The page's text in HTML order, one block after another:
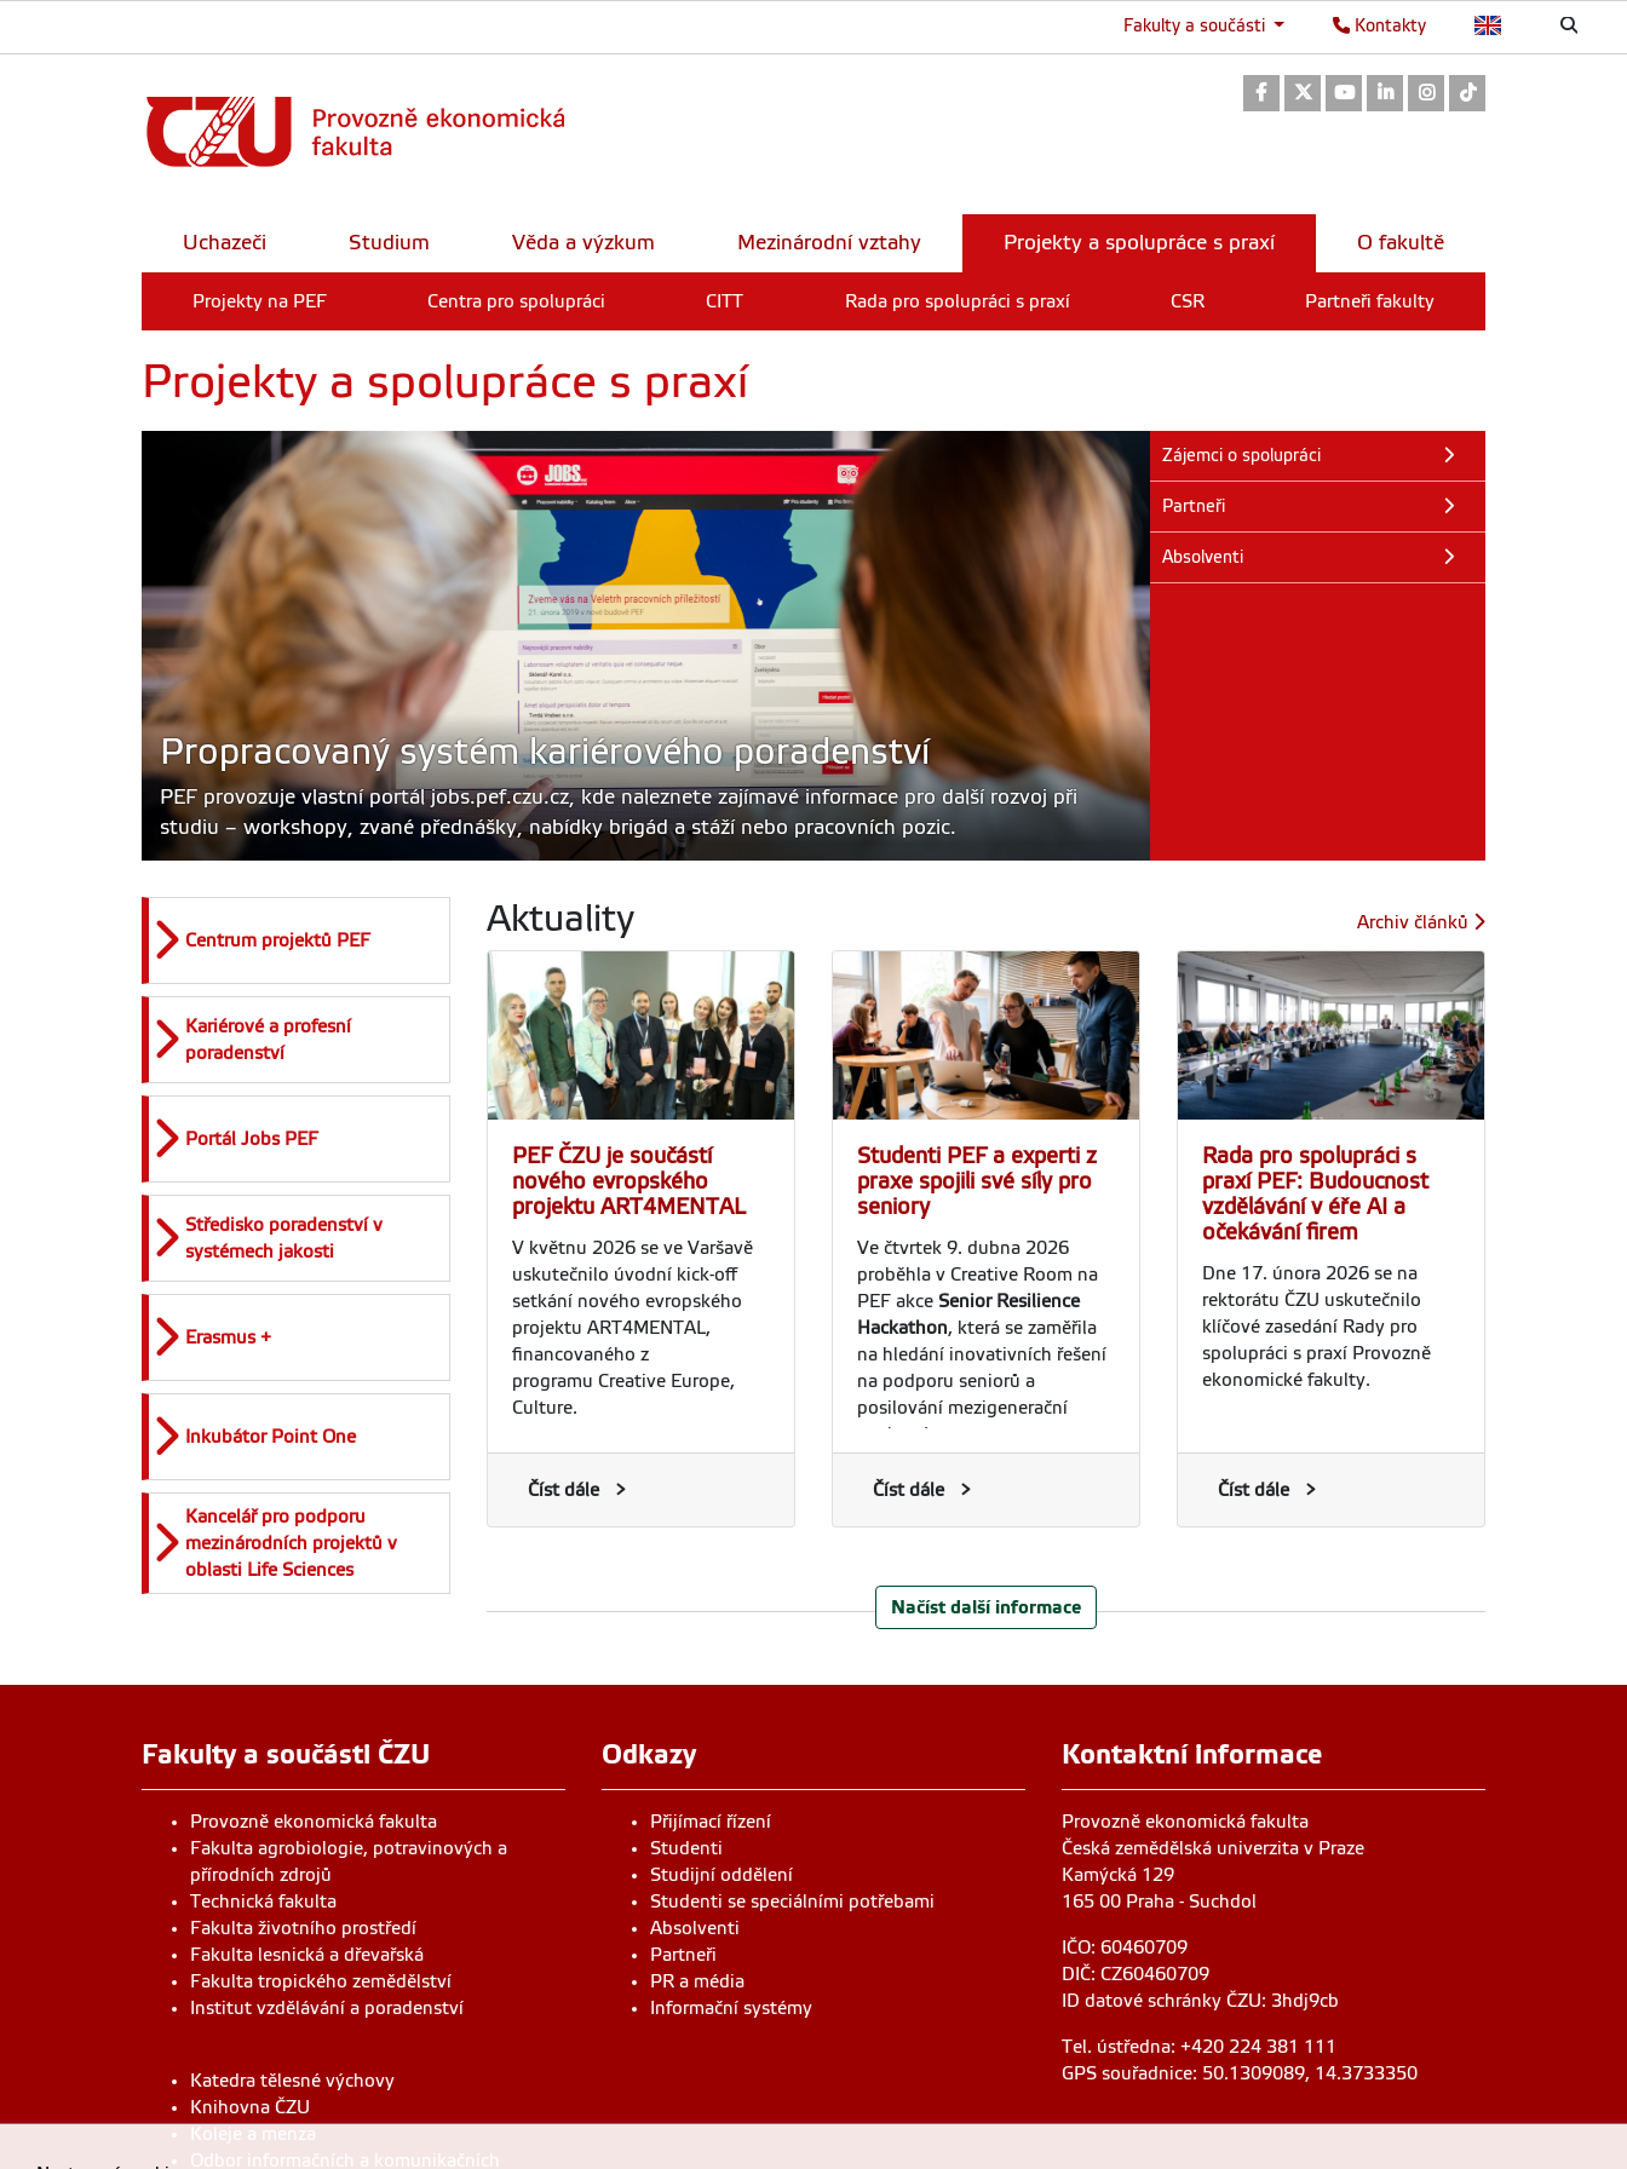
Kontakty
Fakulty a součásti
Odkaz na Facebook
Odkaz na Twitter
Odkaz na Youtube
Odkaz na LinkedIn
Odkaz na Instagram
Uchazeči Studium Věda a výzkum Mezinárodní vztahy Projekty a spolupráce s praxí
Projekty na PEF Centra pro spolupráci CITT Rada pro spolupráci s praxí CSR Partneři fakulty
O fakultě
Projekty a spolupráce s praxí
Propracovaný systém kariérového poradenství
PEF provozuje vlastní portál jobs.pef.czu.cz, kde naleznete zajímavé informace pro další rozvoj při
studiu – workshopy, zvané přednášky, nabídky brigád a stáží nebo pracovních pozic.
Zájemci o spolupráci
Partneři
Absolventi
Centrum projektů PEF
Kariérové a profesní
poradenství
Portál Jobs PEF
Středisko poradenství v
systémech jakosti
Erasmus +
Inkubátor Point One
Kancelář pro podporu
mezinárodních projektů v
oblasti Life Sciences
Aktuality Archiv článků
PEF ČZU je součástí
nového evropského
projektu ART4MENTAL
V květnu 2026 se ve Varšavě
uskutečnilo úvodní kick-off
setkání nového evropského
projektu ART4MENTAL,
financovaného z
programu Creative Europe,
Culture.
Číst dále
Studenti PEF a experti z
praxe spojili své síly pro
seniory
Ve čtvrtek 9. dubna 2026
proběhla v Creative Room na
PEF akce Senior Resilience
Hackathon, která se zaměřila
na hledání inovativních řešení
na podporu seniorů a
posilování mezigenerační
spolupráce.
Číst dále
Rada pro spolupráci s
praxí PEF: Budoucnost
vzdělávání v éře AI a
očekávání firem
Dne 17. února 2026 se na
rektorátu ČZU uskutečnilo
klíčové zasedání Rady pro
spolupráci s praxí Provozně
ekonomické fakulty.
Číst dále
Načíst další informace
Fakulty a součásti ČZU
Provozně ekonomická fakulta
Fakulta agrobiologie, potravinových a
přírodních zdrojů
Technická fakulta
Fakulta životního prostředí
Fakulta lesnická a dřevařská
Fakulta tropického zemědělství
Institut vzdělávání a poradenství
Katedra tělesné výchovy
Knihovna ČZU
Koleje a menza
Odbor informačních a komunikačních
Odkazy
Přijímací řízení
Studenti
Studijní oddělení
Studenti se speciálními potřebami
Absolventi
Partneři
PR a média
Informační systémy
Kontaktní informace
Provozně ekonomická fakulta
Česká zemědělská univerzita v Praze
Kamýcká 129
165 00 Praha - Suchdol
IČO: 60460709
DIČ: CZ60460709
ID datové schránky ČZU: 3hdj9cb
Tel. ústředna: +420 224 381 111
GPS souřadnice: 50.1309089, 14.3733350